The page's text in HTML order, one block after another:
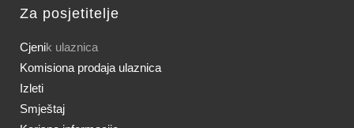
Za posjetitelje
Cjenik ulaznica
Komisiona prodaja ulaznica
Izleti
Smještaj